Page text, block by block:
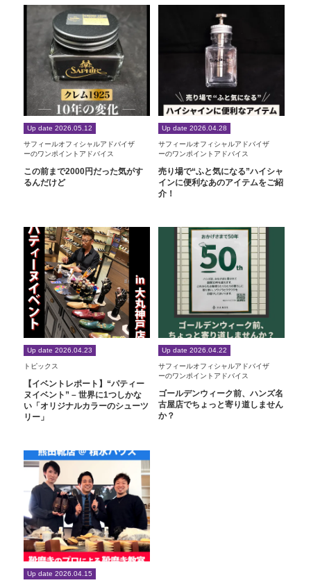
Up date 2026.05.12
サフィールオフィシャルアドバイザ
ーのワンポイントアドバイス
この前まで2000円だった気がす
るんだけど
Up date 2026.04.28
サフィールオフィシャルアドバイザ
ーのワンポイントアドバイス
売り場で“ふと気になる”ハイシャ
インに便利なあのアイテムをご紹
介！
Up date 2026.04.23
トピックス
【イベントレポート】“パティー
ヌイベント” – 世界に1つしかな
い「オリジナルカラーのシューツ
リー」
Up date 2026.04.22
サフィールオフィシャルアドバイザ
ーのワンポイントアドバイス
ゴールデンウィーク前、ハンズ名
古屋店でちょっと寄り道しません
か？
Up date 2026.04.15